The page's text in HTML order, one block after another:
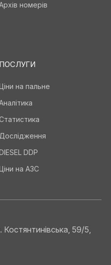
номерів
ПОСЛУГИ
на пальне
Дослідження
DDP
на АЗС
Костянтинівська, 59/5,